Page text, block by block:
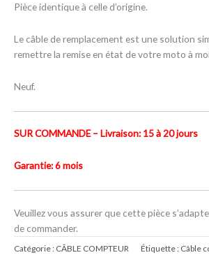
Pièce identique à celle d’origine.
Le câble de remplacement est une solution
remettre la remise en état de votre moto à
Neuf.
SUR COMMANDE – Livraison: 15 à 20 jours
Garantie: 6 mois
Veuillez vous assurer que cette pièce
de commander.
Catégorie : CÂBLE COMPTEUR Étiquette : Câble